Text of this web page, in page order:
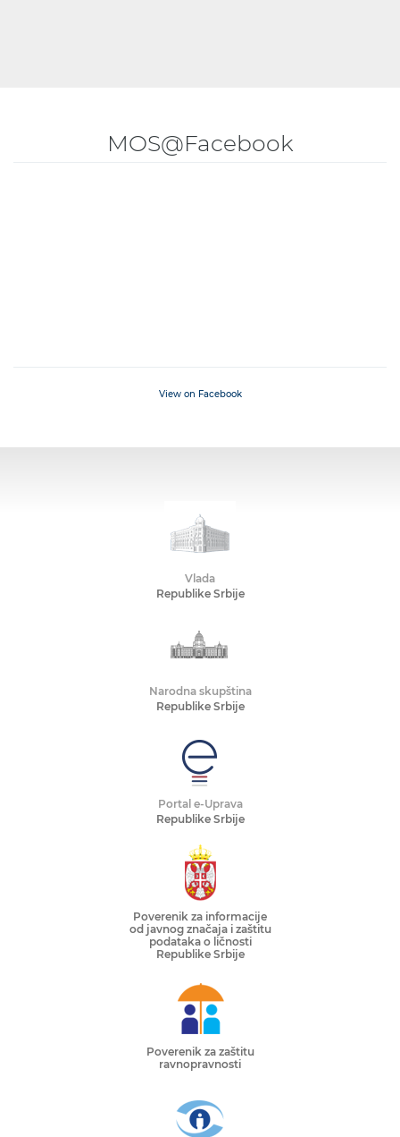
MOS@Facebook
View on Facebook
Vlada
Republike Srbije
Narodna skupština
Republike Srbije
Portal e-Uprava
Republike Srbije
Poverenik za informacije
od javnog značaja i zaštitu
podataka o ličnosti
Republike Srbije
Poverenik za zaštitu
ravnopravnosti